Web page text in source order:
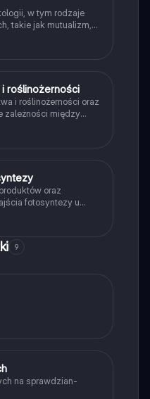
w tym rodzaje
takie jak mutualizm,
ekosystemach
roślinożerności
i roślinożerności oraz
zależności między
oraz
fotosyntezy u
9
na sprawdzian-